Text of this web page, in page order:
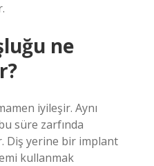
ne
iyileşir. Aynı
süre zarfında
Diş yerine bir implant
kullanmak